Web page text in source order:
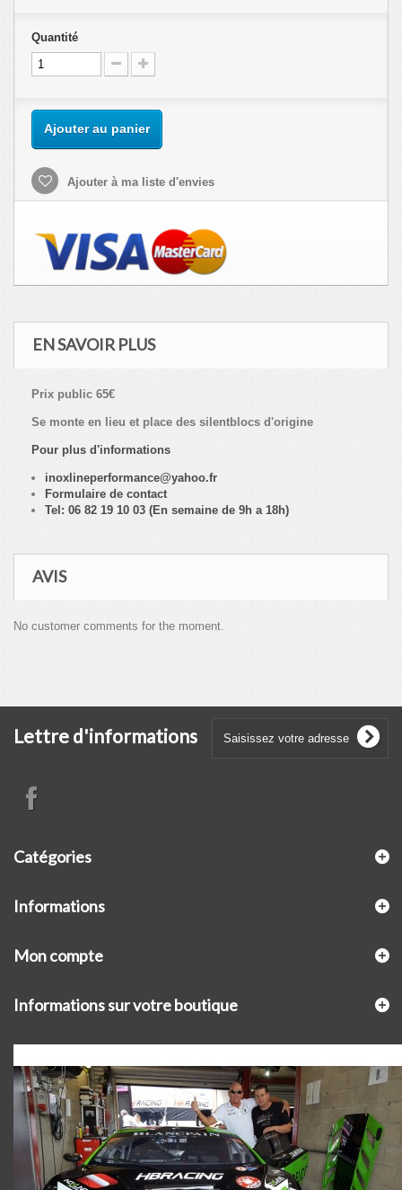
Quantité
Ajouter au panier
Ajouter à ma liste d'envies
EN SAVOIR PLUS
Prix public 65€
Se monte en lieu et place des silentblocs d'origine
Pour plus d'informations
inoxlineperformance@yahoo.fr
Formulaire de contact
Tel: 06 82 19 10 03 (En semaine de 9h a 18h)
AVIS
No customer comments for the moment.
Lettre d'informations
Catégories
Informations
Mon compte
Informations sur votre boutique